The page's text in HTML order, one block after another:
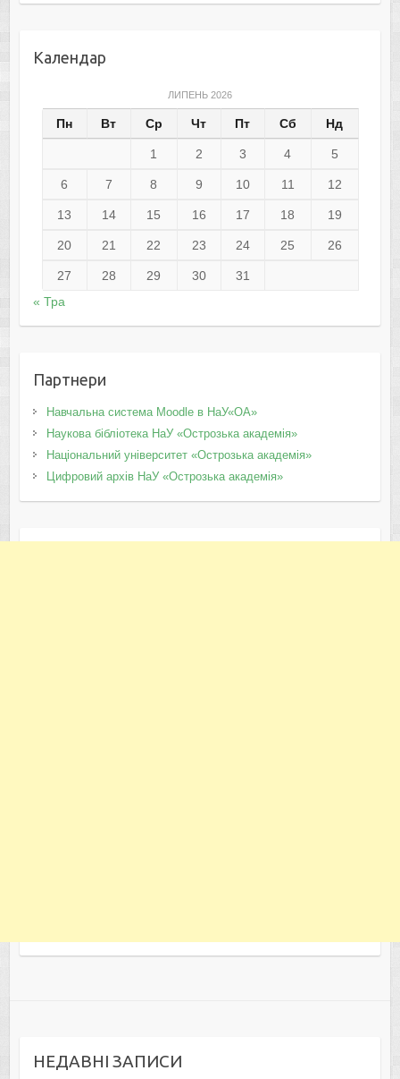
Календар
ЛИПЕНЬ 2026
Пн Вт Ср Чт Пт Сб Нд
1 2 3 4 5
6 7 8 9 10 11 12
13 14 15 16 17 18 19
20 21 22 23 24 25 26
27 28 29 30
31
« Тра
Партнери
Навчальна система Moodle в НаУ«ОА»
Наукова бібліотека НаУ «Острозька академія»
Національний університет «Острозька академія»
Цифровий архів НаУ «Острозька академія»
НЕДАВНІ ЗАПИСИ